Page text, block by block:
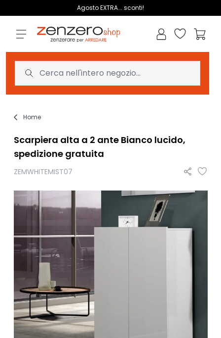
Agosto EXTRA... sconti!
Lista dei
Home
Scarpiera alta a 2 ante Bianco lucido,
spedizione gratuita
ZEMWHITEMIST07